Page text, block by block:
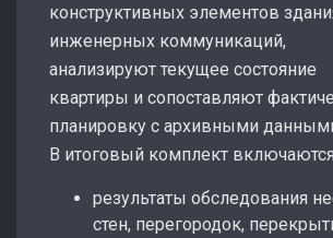
конструктивных элементов
инженерных коммуникаций,
анализируют текущее состояние
квартиры и сопоставляют
планировку с архивными
В итоговый комплект
результаты обследования
стен, перегородок,